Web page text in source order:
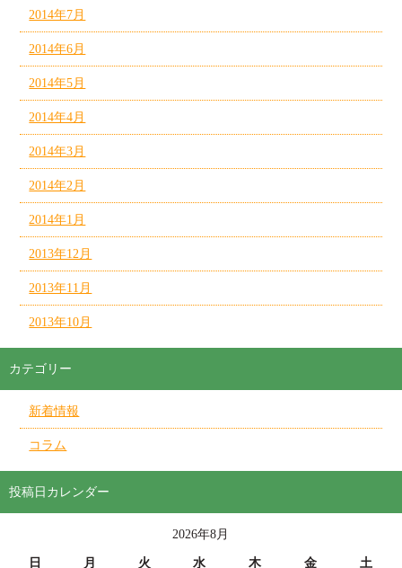
2014年7月
2014年6月
2014年5月
2014年4月
2014年3月
2014年2月
2014年1月
2013年12月
2013年11月
2013年10月
カテゴリー
新着情報
コラム
投稿日カレンダー
2026年8月
日 月 火 水 木 金 土